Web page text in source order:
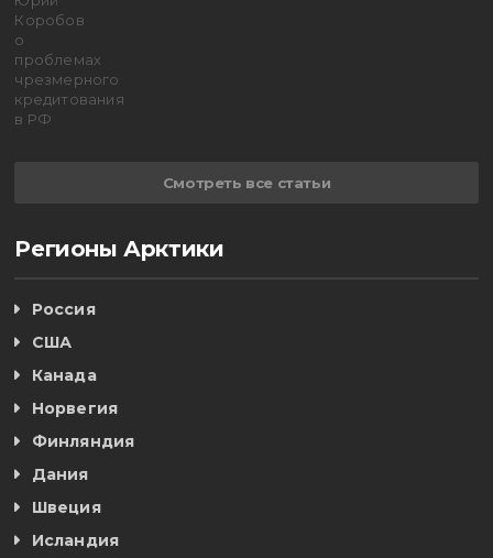
Смотреть все статьи
Регионы Арктики
Россия
США
Канада
Норвегия
Финляндия
Дания
Швеция
Исландия